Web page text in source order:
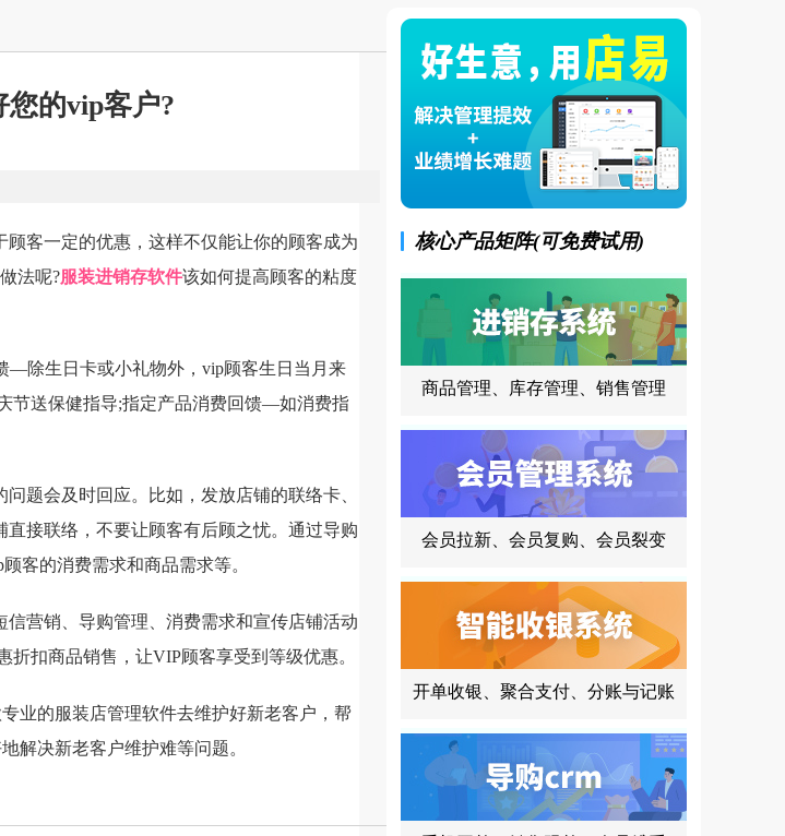
的vip客户?
客一定的优惠，这样不仅能让你的顾客成为
法呢?服装进销存软件该如何提高顾客的粘度
除生日卡或小礼物外，vip顾客生日当月来
节送保健指导;指定产品消费回馈—如消费指
会及时回应。比如，发放店铺的联络卡、
接联络，不要让顾客有后顾之忧。通过导购
客的消费需求和商品需求等。
营销、导购管理、消费需求和宣传店铺活动
扣商品销售，让VIP顾客享受到等级优惠。
业的服装店管理软件去维护好新老客户，帮
解决新老客户维护难等问题。
核心产品矩阵(可免费试用)
商品管理、库存管理、销售管理
会员拉新、会员复购、会员裂变
开单收银、聚合支付、分账与记账